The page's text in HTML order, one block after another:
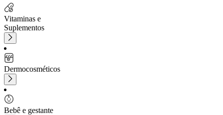
Vitaminas e
Suplementos
Dermocosméticos
Bebê e gestante